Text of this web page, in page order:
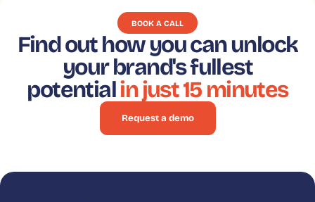
BOOK A CALL
Find out how you can unlock
your brand's fullest
potentialin just 15 minutes
Request a demo